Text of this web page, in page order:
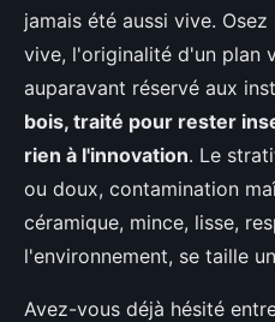
jamais été aussi vive.
vive, l'originalité d'un plan
auparavant réservé aux
bois, traité pour rester
rien à l'innovation. Le
ou doux, contamination
céramique, mince, lisse,
l'environnement, se taille
Avez-vous déjà hésité